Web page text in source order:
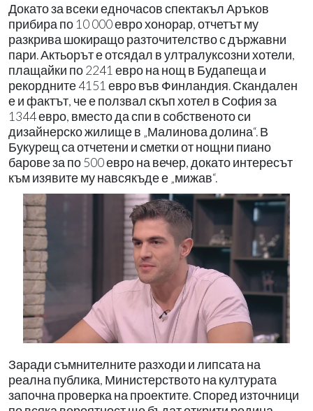
Докато за всеки едночасов спектакъл Аръков
прибира по 10 000 евро хонорар, отчетът му
разкрива шокиращо разточителство с държавни
пари. Актьорът е отсядал в ултралуксозни хотели,
плащайки по 2241 евро на нощ в Будапеща и
рекордните 4151 евро във Финландия. Скандален
е и фактът, че е ползвал скъп хотел в София за
1344 евро, вместо да спи в собственото си
дизайнерско жилище в „Малинова долина“. В
Букурещ са отчетени и сметки от нощни пиано
барове за по 500 евро на вечер, докато интересът
към изявите му навсякъде е „мижав“.
Заради съмнителните разходи и липсата на
реална публика, Министерството на културата
започна проверка на проектите. Според източници